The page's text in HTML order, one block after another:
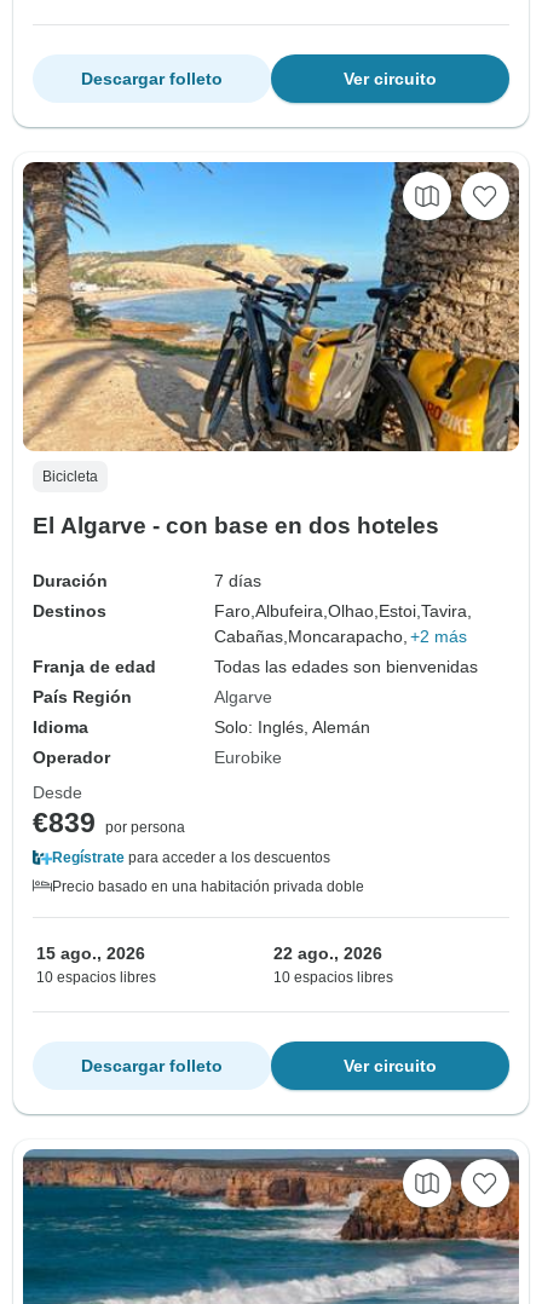
Ver circuito
Descargar folleto
Bicicleta
El Algarve - con base en dos hoteles
Duración
7 días
Destinos
Faro,Albufeira,Olhao, Estoi,Tavira,
Cabañas, Moncarapacho, +2 más
Franja de edad
Todas las edades son bienvenidas
País Región
Algarve
Idioma
Solo: Inglés, Alemán
Operador
Eurobike
Desde
€839
por persona
Regístrate para acceder a los descuentos
Precio basado en una habitación privada doble
15 ago., 2026
10 espacios libres
22 ago., 2026
10 espacios libres
Ver circuito
Descargar folleto